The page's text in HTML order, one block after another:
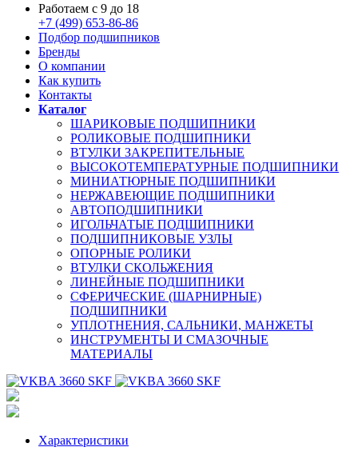
Работаем с 9 до 18
+7 (499) 653-86-86
Подбор подшипников
Бренды
О компании
Как купить
Контакты
Каталог
ШАРИКОВЫЕ ПОДШИПНИКИ
РОЛИКОВЫЕ ПОДШИПНИКИ
ВТУЛКИ ЗАКРЕПИТЕЛЬНЫЕ
ВЫСОКОТЕМПЕРАТУРНЫЕ ПОДШИПНИКИ
МИНИАТЮРНЫЕ ПОДШИПНИКИ
НЕРЖАВЕЮЩИЕ ПОДШИПНИКИ
АВТОПОДШИПНИКИ
ИГОЛЬЧАТЫЕ ПОДШИПНИКИ
ПОДШИПНИКОВЫЕ УЗЛЫ
ОПОРНЫЕ РОЛИКИ
ВТУЛКИ СКОЛЬЖЕНИЯ
ЛИНЕЙНЫЕ ПОДШИПНИКИ
СФЕРИЧЕСКИЕ (ШАРНИРНЫЕ)
ПОДШИПНИКИ
УПЛОТНЕНИЯ, САЛЬНИКИ, МАНЖЕТЫ
ИНСТРУМЕНТЫ И СМАЗОЧНЫЕ
МАТЕРИАЛЫ
Характеристики